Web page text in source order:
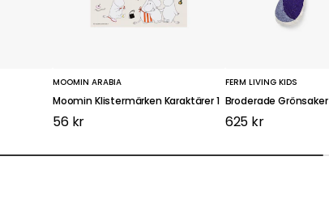
MOOMIN ARABIA
Moomin Klistermärken Karaktärer 1
56 kr
FERM LIVING KIDS
Broderade Grönsaker
625 kr